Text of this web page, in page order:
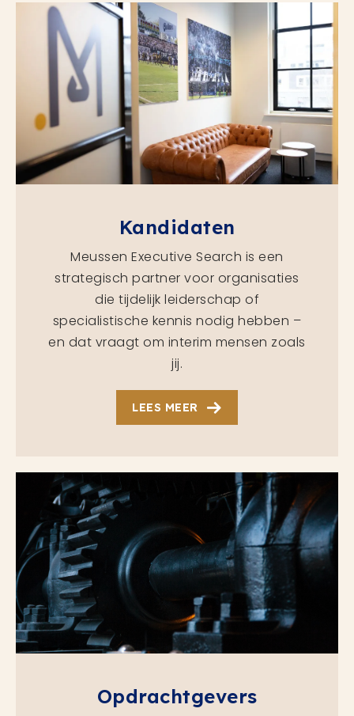
Kandidaten
Meussen Executive Search is een
strategisch partner voor organisaties
die tijdelijk leiderschap of
specialistische kennis nodig hebben –
en dat vraagt om interim mensen zoals
jij.
LEES MEER
Opdrachtgevers